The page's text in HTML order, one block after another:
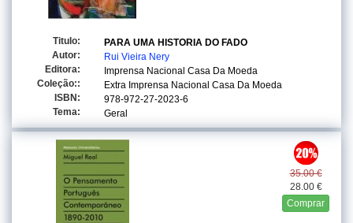
Titulo:
PARA UMA HISTORIA DO FADO
Autor:
Rui Vieira Nery
Editora:
Imprensa Nacional Casa Da Moeda
Coleção::
Extra Imprensa Nacional Casa Da Moeda
ISBN:
978-972-27-2023-6
Tema:
Geral
35.00 €
28.00 €
Comprar